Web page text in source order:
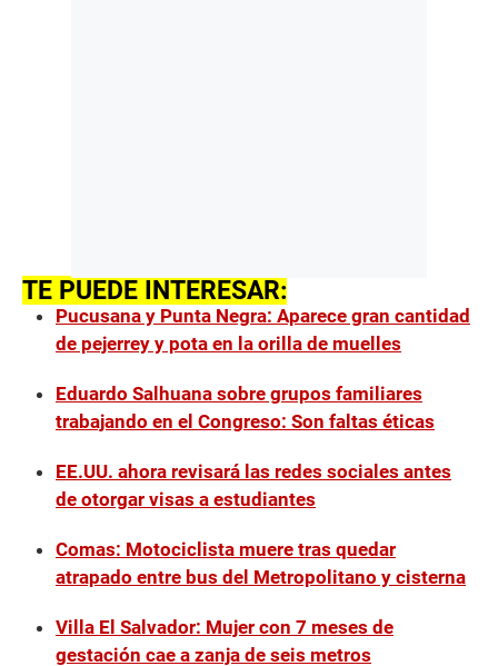
TE PUEDE INTERESAR:
Pucusana y Punta Negra: Aparece gran cantidad
de pejerrey y pota en la orilla de muelles
Eduardo Salhuana sobre grupos familiares
trabajando en el Congreso: Son faltas éticas
EE.UU. ahora revisará las redes sociales antes
de otorgar visas a estudiantes
Comas: Motociclista muere tras quedar
atrapado entre bus del Metropolitano y cisterna
Villa El Salvador: Mujer con 7 meses de
gestación cae a zanja de seis metros